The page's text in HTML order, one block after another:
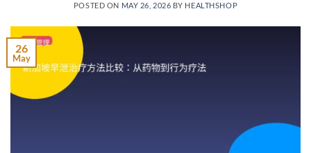
POSTED ON MAY 26, 2026 BY HEALTHSHOP
26
May